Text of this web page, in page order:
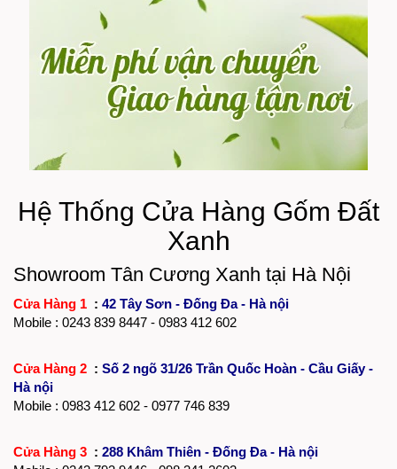
Hệ Thống Cửa Hàng Gốm Đất
Xanh
Showroom Tân Cương Xanh tại Hà Nội
Cửa Hàng 1 : 42 Tây Sơn - Đống Đa - Hà nội
Mobile : 0243 839 8447 - 0983 412 602
Cửa Hàng 2 : Số 2 ngõ 31/26 Trần Quốc Hoàn - Cầu Giấy -
Hà nội
Mobile : 0983 412 602 - 0977 746 839
Cửa Hàng 3 : 288 Khâm Thiên - Đống Đa - Hà nội